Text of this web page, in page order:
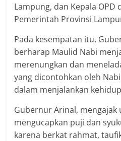
Lampung, dan Kepala OPD
Pemerintah Provinsi
Pada kesempatan itu,
berharap Maulid Nabi
merenungkan dan
yang dicontohkan oleh
dalam menjalankan
Gubernur Arinal, mengajak
mengucapkan puji dan
karena berkat rahmat,